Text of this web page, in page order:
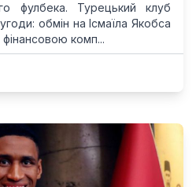
фулбека. Турецький клуб
обмін на Ісмаїла Якобса
комп...